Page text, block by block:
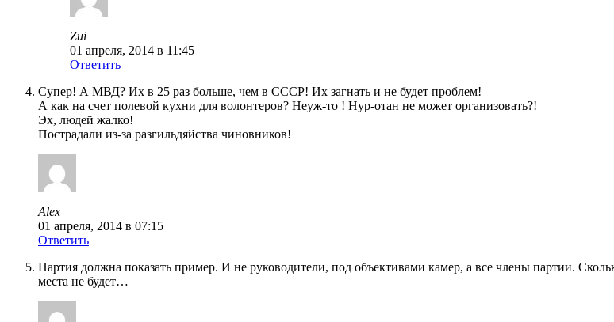
Zui
01 апреля, 2014 в 11:45
Ответить
Супер! А МВД? Их в 25 раз больше, чем в СССР! Их загнать и не будет проблем!
А как на счет полевой кухни для волонтеров? Неуж-то ! Нур-отан не может организовать?!
Эх, людей жалко!
Пострадали из-за разгильдяйства чиновников!
Alex
01 апреля, 2014 в 07:15
Ответить
Партия должна показать пример. И не руководители, под объективами камер, а все члены партии.
места не будет…